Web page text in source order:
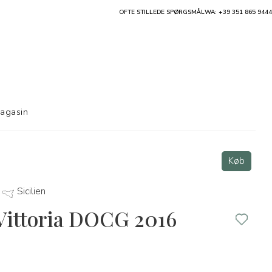
Køb
Sicilien
DOCG 2016
OFTE STILLEDE SPØRGSMÅLWA: +39 351 865 9444